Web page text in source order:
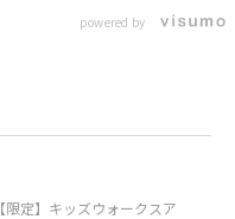
powered by
【限定】キッズウォークスア